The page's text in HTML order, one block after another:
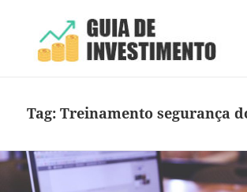
Tag:Treinamento segurança